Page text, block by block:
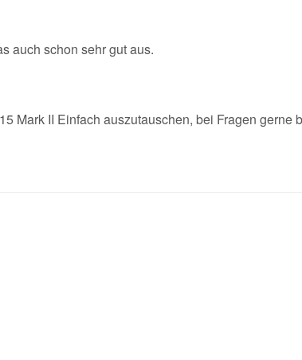
auch schon sehr gut aus.
Mark II Einfach auszutauschen, bei Fragen gerne